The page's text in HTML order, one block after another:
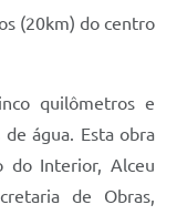
(20km) do centro
quilômetros e
água. Esta obra
do Interior, Alceu
de Obras,